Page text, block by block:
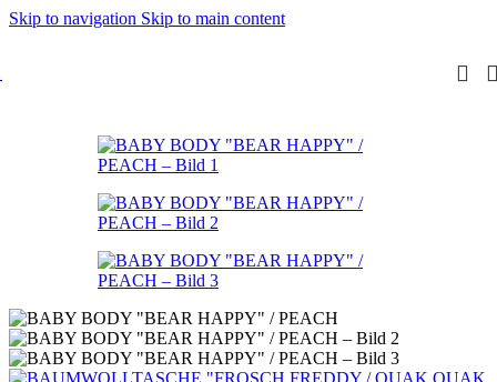
Skip to navigation Skip to main content